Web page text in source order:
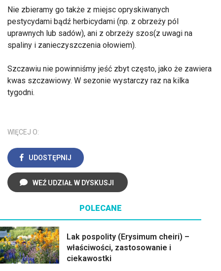
Nie zbieramy go także z miejsc opryskiwanych
pestycydami bądź herbicydami (np. z obrzeży pól
uprawnych lub sadów), ani z obrzeży szos(z uwagi na
spaliny i zanieczyszczenia ołowiem).
Szczawiu nie powinniśmy jeść zbyt często, jako że zawiera
kwas szczawiowy. W sezonie wystarczy raz na kilka
tygodni.
WIĘCEJ O:
UDOSTĘPNIJ
WEŹ UDZIAŁ W DYSKUSJI
POLECANE
Lak pospolity (Erysimum cheiri) –
właściwości, zastosowanie i
ciekawostki